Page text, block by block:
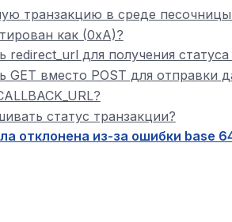
транзакцию в среде
как (0xA)?
для получения
GET вместо POST для отправки
статус транзакции?
отклонена из-за ошибки base